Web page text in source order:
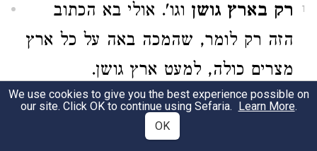
1 רק בארץ גושן וגו'. אולי בא הכתוב
הזה רק לומר, שהמכה באה על כל ארץ
מצרים כולה, למעט ארץ גושן.
9:27
We use cookies to give you the best experience possible on
our site. Click OK to continue using Sefaria. Learn More.
OK